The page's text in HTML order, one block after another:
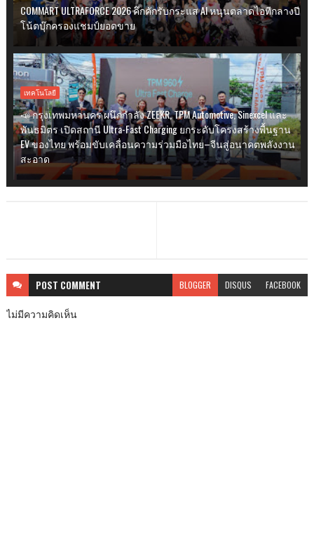
COMMART ULTRAFORCE 2026 คึกคักรับกระแส AI หนุนตลาดไอทีกลางปี
โน้ตบุ๊กครองแชมป์ยอดขาย
เทคโนโลยี
📣 กรุงเทพมหานคร ผนึกกำลัง ZEEKR, TPM Automotive, Sinexcel และ
พันธมิตร เปิดสถานี Ultra-Fast Charging ยกระดับโครงสร้างพื้นฐาน
EV ของไทย พร้อมขับเคลื่อนความร่วมมือไทย–จีนสู่อนาคตพลังงาน
สะอาด
POST COMMENT BLOGGER DISQUS FACEBOOK
ไม่มีความคิดเห็น